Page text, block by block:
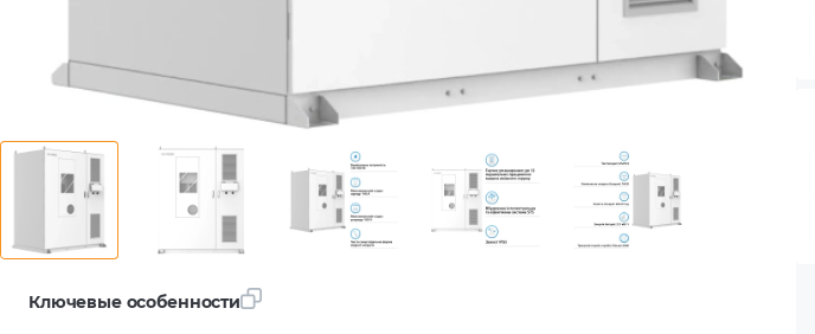
Ключевые особенности